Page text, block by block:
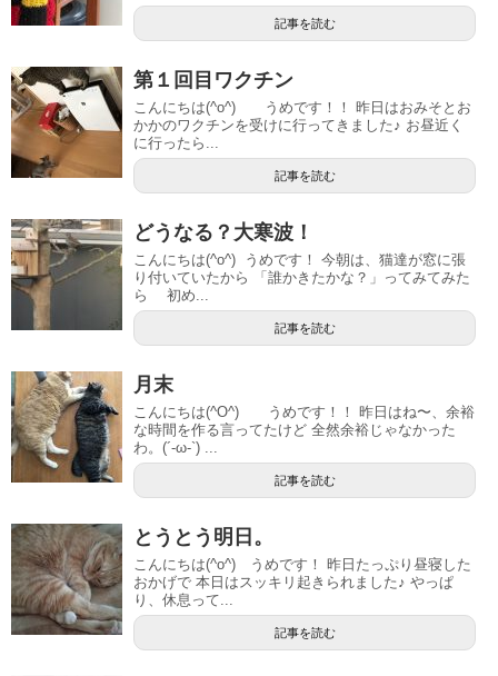
記事を読む
第１回目ワクチン
こんにちは(^o^) うめです！！ 昨日はおみそとお
かかのワクチンを受けに行ってきました♪ お昼近く
に行ったら...
記事を読む
どうなる？大寒波！
こんにちは(^o^) うめです！ 今朝は、猫達が窓に張
り付いていたから 「誰かきたかな？」ってみてみた
ら 初め...
記事を読む
月末
こんにちは(^O^) うめです！！ 昨日はね〜、余裕
な時間を作る言ってたけど 全然余裕じゃなかった
わ。(´-ω-`) ...
記事を読む
とうとう明日。
こんにちは(^o^) うめです！ 昨日たっぷり昼寝した
おかげで 本日はスッキリ起きられました♪ やっぱ
り、休息って...
記事を読む